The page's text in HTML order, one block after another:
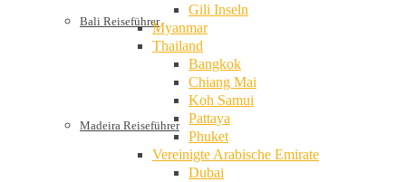
Bali Reiseführer
Madeira Reiseführer
Gili Inseln
Myanmar
Thailand
Bangkok
Chiang Mai
Koh Samui
Pattaya
Phuket
Vereinigte Arabische Emirate
Dubai